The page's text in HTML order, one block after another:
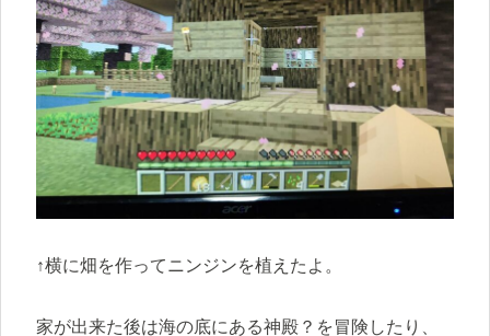
↑横に畑を作ってニンジンを植えたよ。
家が出来た後は海の底にある神殿？を冒険したり、